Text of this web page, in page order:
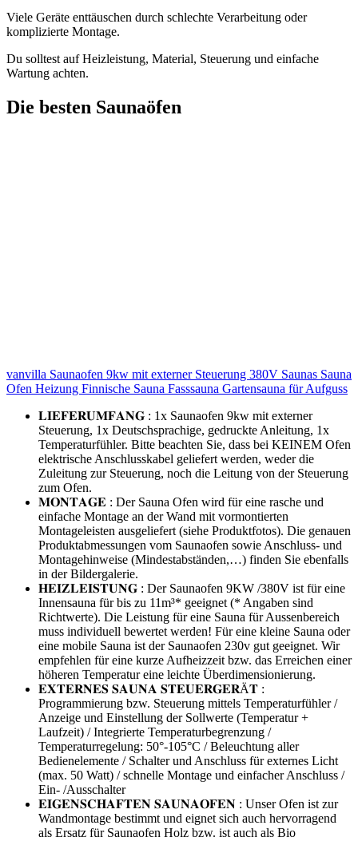
Viele Geräte enttäuschen durch schlechte Verarbeitung oder
komplizierte Montage.
Du solltest auf Heizleistung, Material, Steuerung und einfache
Wartung achten.
Die besten Saunaöfen
vanvilla Saunaofen 9kw mit externer Steuerung 380V Saunas Sauna
Ofen Heizung Finnische Sauna Fasssauna Gartensauna für Aufguss
𝐋𝐈𝐄𝐅𝐄𝐑𝐔𝐌𝐅𝐀𝐍𝐆 : 1x Saunaofen 9kw mit externer
Steuerung, 1x Deutschsprachige, gedruckte Anleitung, 1x
Temperaturfühler. Bitte beachten Sie, dass bei KEINEM Ofen
elektrische Anschlusskabel geliefert werden, weder die
Zuleitung zur Steuerung, noch die Leitung von der Steuerung
zum Ofen.
𝐌𝐎𝐍𝐓𝐀𝐆𝐄 : Der Sauna Ofen wird für eine rasche und
einfache Montage an der Wand mit vormontierten
Montageleisten ausgeliefert (siehe Produktfotos). Die genauen
Produktabmessungen vom Saunaofen sowie Anschluss- und
Montagehinweise (Mindestabständen,…) finden Sie ebenfalls
in der Bildergalerie.
𝐇𝐄𝐈𝐙𝐋𝐄𝐈𝐒𝐓𝐔𝐍𝐆 : Der Saunaofen 9KW /380V ist für eine
Innensauna für bis zu 11m³* geeignet (* Angaben sind
Richtwerte). Die Leistung für eine Sauna für Aussenbereich
muss individuell bewertet werden! Für eine kleine Sauna oder
eine mobile Sauna ist der Saunaofen 230v gut geeignet. Wir
empfehlen für eine kurze Aufheizzeit bzw. das Erreichen einer
höheren Temperatur eine leichte Überdimensionierung.
𝐄𝐗𝐓𝐄𝐑𝐍𝐄𝐒 𝐒𝐀𝐔𝐍𝐀 𝐒𝐓𝐄𝐔𝐄𝐑𝐆𝐄𝐑Ä𝐓 :
Programmierung bzw. Steuerung mittels Temperaturfühler /
Anzeige und Einstellung der Sollwerte (Temperatur +
Laufzeit) / Integrierte Temperaturbegrenzung /
Temperaturregelung: 50°-105°C / Beleuchtung aller
Bedienelemente / Schalter und Anschluss für externes Licht
(max. 50 Watt) / schnelle Montage und einfacher Anschluss /
Ein- /Ausschalter
𝐄𝐈𝐆𝐄𝐍𝐒𝐂𝐇𝐀𝐅𝐓𝐄𝐍 𝐒𝐀𝐔𝐍𝐀𝐎𝐅𝐄𝐍 : Unser Ofen ist zur
Wandmontage bestimmt und eignet sich auch hervorragend
als Ersatz für Saunaofen Holz bzw. ist auch als Bio